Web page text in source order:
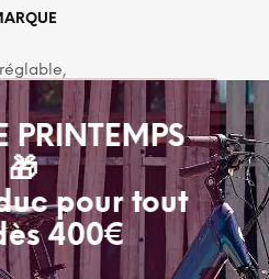
cm.
bois de bouleau et
gérées durablement.
draisiennes :
PRINTEMPS
🎁
pour tout
400€